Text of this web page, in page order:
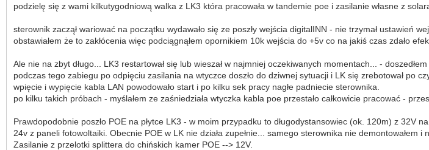
podzielę się z wami kilkutygodniową walka z LK3 która pracowała w tandemie poe i zasilanie własne z
sterownik zaczął wariować na początku wydawało się ze poszły wejścia digitalINN - nie trzymał ustawień
obstawiałem że to zakłócenia więc podciągnąłem opornikiem 10k wejścia do +5v co na jakiś czas zdało
Ale nie na zbyt długo... LK3 restartował się lub wieszał w najmniej oczekiwanych momentach... -
podczas tego zabiegu po odpięciu zasilania na wtyczce doszło do dziwnej sytuacji i LK się zrebotował po
wpięcie i wypięcie kabla LAN powodowało start i po kilku sek pracy nagłe padniecie sterownika.
po kilku takich próbach - myślałem ze zaśniedziała wtyczka kabla poe przestało całkowicie pracować -
Prawdopodobnie poszło POE na płytce LK3 - w moim przypadku to długodystansowiec (ok. 120m) z 32V
24v z paneli fotowoltaiki. Obecnie POE w LK nie działa zupełnie... samego sterownika nie demontowałem i
Zasilanie z przelotki splittera do chińskich kamer POE --> 12V.